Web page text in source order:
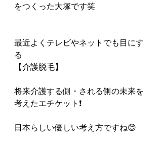
をつくった大塚です笑
最近よくテレビやネットでも目にす
る
【介護脱毛】
将来介護する側・される側の未来を
考えたエチケット❗️
日本らしい優しい考え方ですね😊